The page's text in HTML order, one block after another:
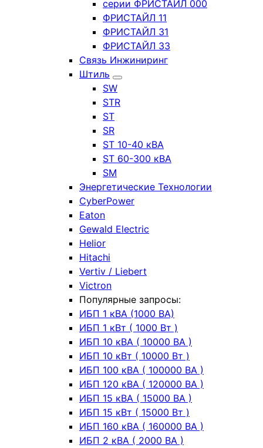
серии ФРИСТАЙЛ 000
ФРИСТАЙЛ 11
ФРИСТАЙЛ 31
ФРИСТАЙЛ 33
Связь Инжиниринг
Штиль
SW
STR
ST
SR
ST 10-40 кВА
ST 60-300 кВА
SM
Энергетические Технологии
CyberPower
Eaton
Gewald Electric
Helior
Hitachi
Vertiv / Liebert
Victron
Популярные запросы:
ИБП 1 кВА (1000 ВА)
ИБП 1 кВт ( 1000 Вт )
ИБП 10 кВА ( 10000 ВА )
ИБП 10 кВт ( 10000 Вт )
ИБП 100 кВА ( 100000 ВА )
ИБП 120 кВА ( 120000 ВА )
ИБП 15 кВА ( 15000 ВА )
ИБП 15 кВт ( 15000 Вт )
ИБП 160 кВА ( 160000 ВА )
ИБП 2 кВА ( 2000 ВА )